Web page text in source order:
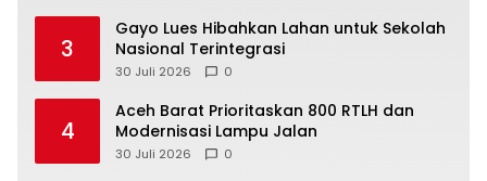
3
Gayo Lues Hibahkan Lahan untuk Sekolah
Nasional Terintegrasi
30 Juli 2026 0
4
Aceh Barat Prioritaskan 800 RTLH dan
Modernisasi Lampu Jalan
30 Juli 2026 0